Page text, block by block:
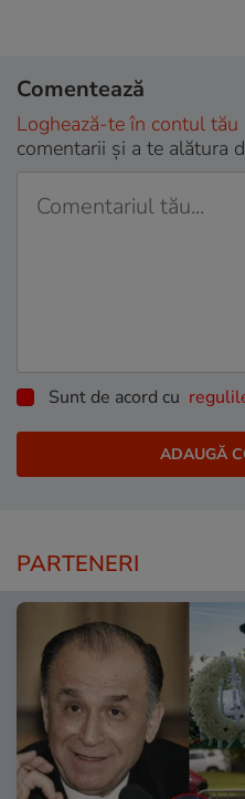
Comentează
Loghează-te în contul tău
comentarii și a te alătura
Sunt de acord cu
PARTENERI